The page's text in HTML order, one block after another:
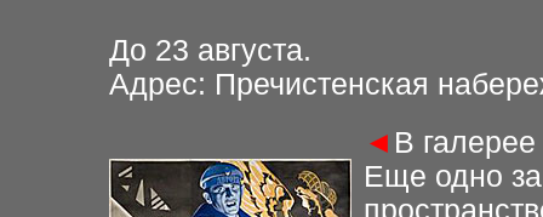
До 23 августа.
Адрес: Пречистенская
◄ В
Еще одно